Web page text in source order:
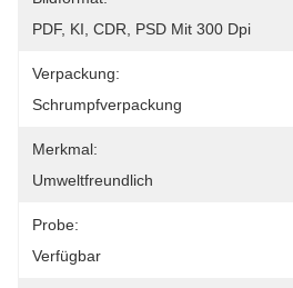
PDF, KI, CDR, PSD Mit 300 Dpi
Verpackung:
Schrumpfverpackung
Merkmal:
Umweltfreundlich
Probe:
Verfügbar